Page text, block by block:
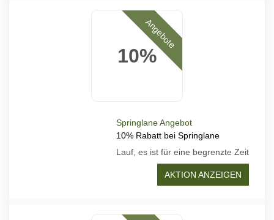
10%
Angebote
Springlane Angebot
10% Rabatt bei Springlane
Lauf, es ist für eine begrenzte Zeit
AKTION ANZEIGEN